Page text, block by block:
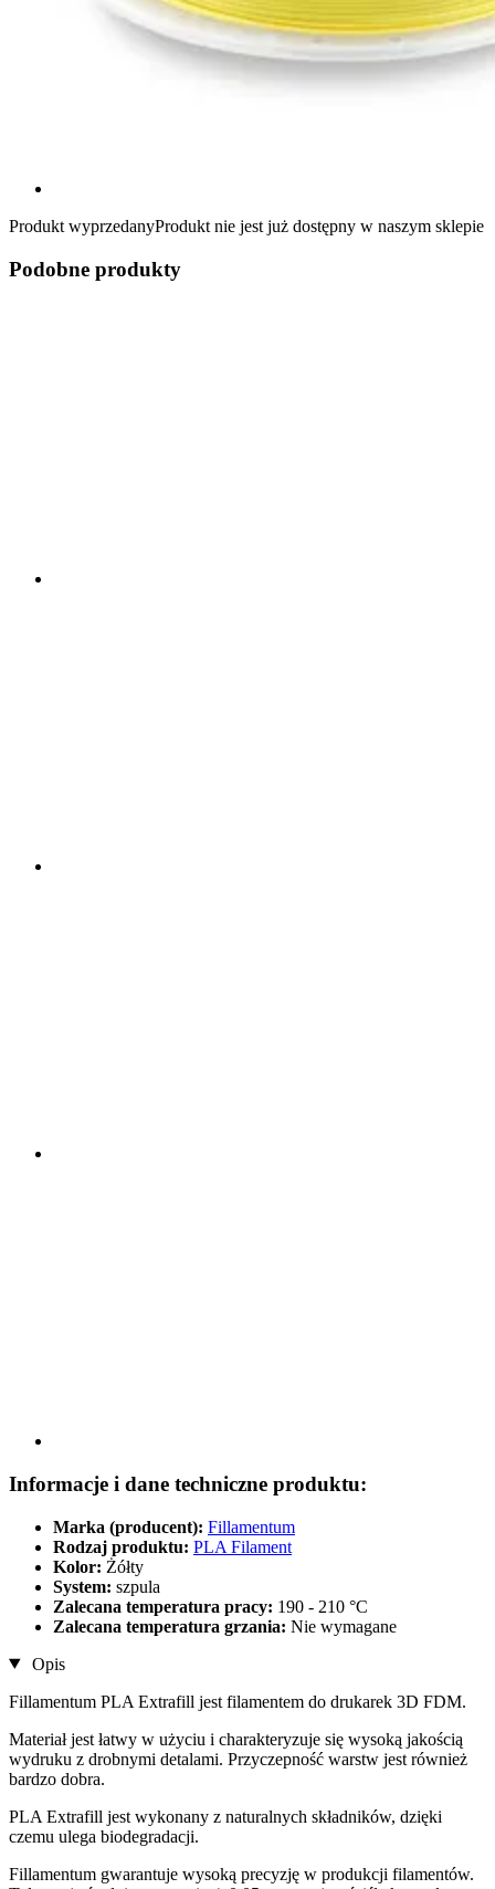
Produkt wyprzedanyProdukt nie jest już dostępny w naszym sklepie
Podobne produkty
Informacje i dane techniczne produktu:
Marka (producent): Fillamentum
Rodzaj produktu: PLA Filament
Kolor: Żółty
System: szpula
Zalecana temperatura pracy: 190 - 210 °C
Zalecana temperatura grzania: Nie wymagane
Opis
Fillamentum PLA Extrafill jest filamentem do drukarek 3D FDM.
Materiał jest łatwy w użyciu i charakteryzuje się wysoką jakością
wydruku z drobnymi detalami. Przyczepność warstw jest również
bardzo dobra.
PLA Extrafill jest wykonany z naturalnych składników, dzięki
czemu ulega biodegradacji.
Fillamentum gwarantuje wysoką precyzję w produkcji filamentów.